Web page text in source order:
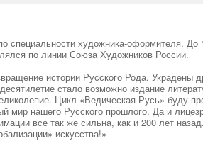
художника-оформителя. До
по линии Союза Художников России.
истории Русского Рода. Украдены
стало возможно издание
Цикл «Ведическая Русь» буду
нашего Русского прошлого. Да и
все так же сильна, как и 200 лет
искусства!»